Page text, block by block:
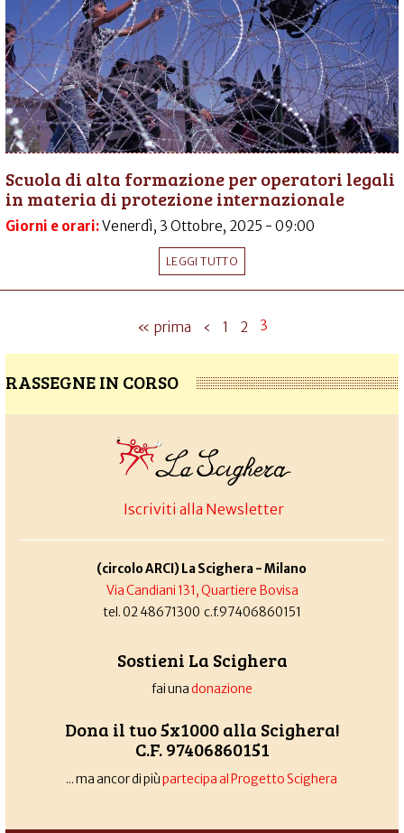
Scuola di alta formazione per operatori legali
in materia di protezione internazionale
Giorni e orari:Venerdì, 3 Ottobre, 2025 - 09:00
LEGGI TUTTO
« prima ‹ 1 2 3
RASSEGNE IN CORSO
Iscriviti alla Newsletter
(circolo ARCI) La Scighera - Milano
Via Candiani 131, Quartiere Bovisa
tel. 02 48671300 c.f.97406860151
Sostieni La Scighera
fai unadonazione
Dona il tuo 5x1000 alla Scighera!
C.F. 97406860151
... ma ancor di piùpartecipa al Progetto Scighera